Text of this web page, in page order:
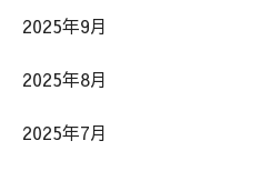
2025年9月
2025年8月
2025年7月